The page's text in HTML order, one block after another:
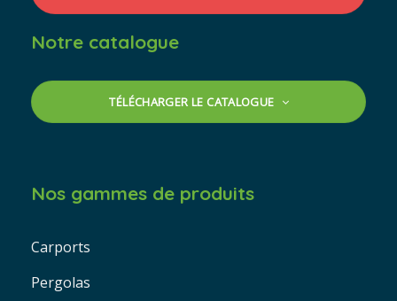
Notre catalogue
TÉLÉCHARGER LE CATALOGUE
Nos gammes de produits
Carports
Pergolas